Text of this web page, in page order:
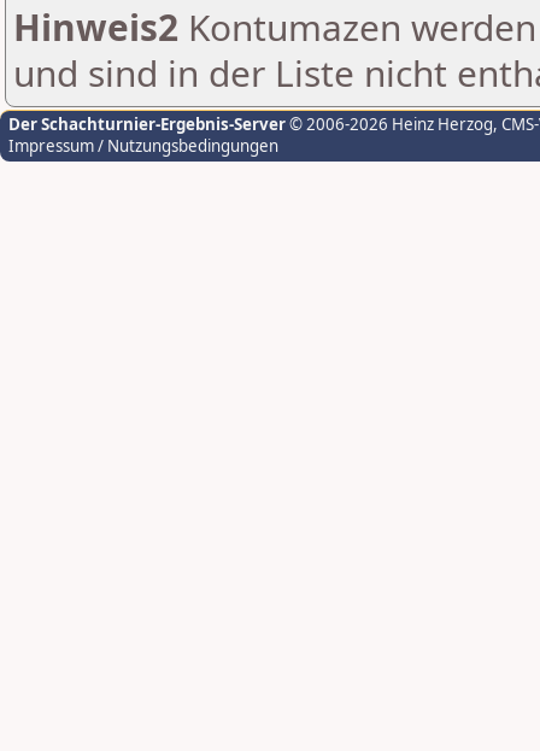
Hinweis2 Kontumazen
und sind in der Liste nicht
Der Schachturnier-Ergebnis-Server© 2006-2026 Heinz Herzog,
Impressum / Nutzungsbedingungen